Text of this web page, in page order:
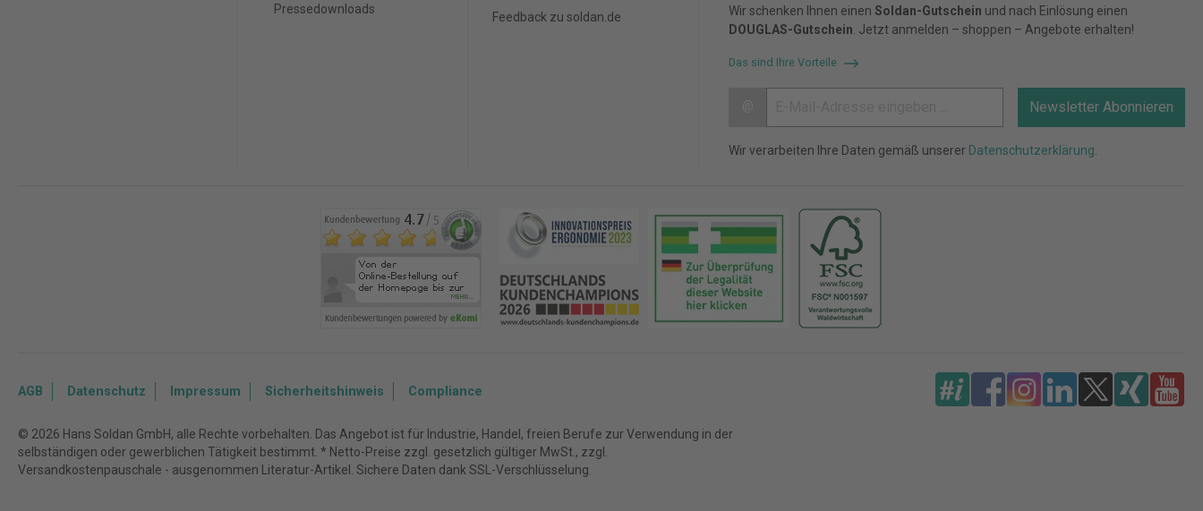
Pressedownloads
Feedback zu soldan.de
Wir schenken Ihnen einen Soldan-Gutschein und nach Einlösung einen
DOUGLAS-Gutschein . Jetzt anmelden – shoppen – Angebote erhalten!
Das sind Ihre Vorteile
Newsletter Abonnieren
Wir verarbeiten Ihre Daten gemäß unserer Datenschutzerklärung
AGB Datenschutz Impressum Sicherheitshinweis Compliance
© 2026 Hans Soldan GmbH, alle Rechte vorbehalten. Das Angebot ist für Industrie, Handel, freien Berufe zur Verwendung in der
selbständigen oder gewerblichen Tätigkeit bestimmt. * Netto-Preise zzgl. gesetzlich gültiger MwSt., zzgl.
Versandkostenpauschale - ausgenommen Literatur-Artikel. Sichere Daten dank SSL-Verschlüsselung.